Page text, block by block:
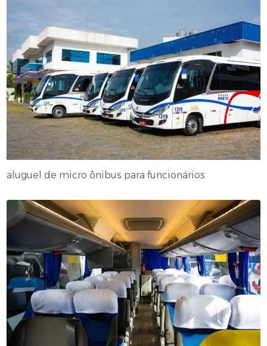
aluguel de micro ônibus para funcionários